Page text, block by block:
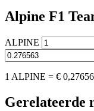
Alpine F1
ALPINE
1 ALPINE = €
Gerelateerde